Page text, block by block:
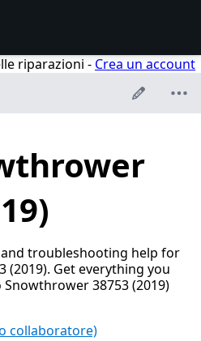
riparazioni - Crea un account
troubleshooting help for
(2019). Get everything you
38753 (2019)
collaboratore)